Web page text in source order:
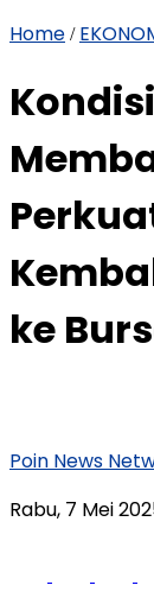
Home /
ke
Poin News
Rabu, 7 Mei